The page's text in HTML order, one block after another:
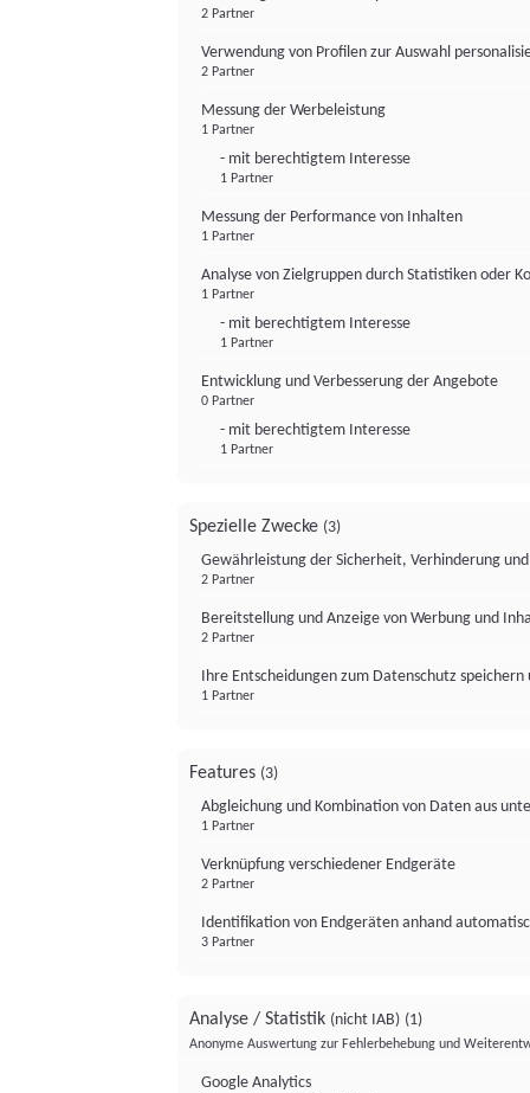
2 Partner
Verwendung von Profilen zur Auswahl
2 Partner
Messung der Werbeleistung
1 Partner
- mit berechtigtem Interesse
1 Partner
Messung der Performance von Inhalten
1 Partner
Analyse von Zielgruppen durch Statistiken oder
1 Partner
- mit berechtigtem Interesse
1 Partner
Entwicklung und Verbesserung der Angebote
0 Partner
- mit berechtigtem Interesse
1 Partner
Spezielle Zwecke (3)
Gewährleistung der Sicherheit, Verhinderung
2 Partner
Bereitstellung und Anzeige von Werbung und
2 Partner
Ihre Entscheidungen zum Datenschutz
1 Partner
Features (3)
Abgleichung und Kombination von Daten aus
1 Partner
Verknüpfung verschiedener Endgeräte
2 Partner
Identifikation von Endgeräten anhand
3 Partner
Analyse / Statistik (nicht IAB) (1)
Anonyme Auswertung zur Fehlerbehebung und
Google Analytics